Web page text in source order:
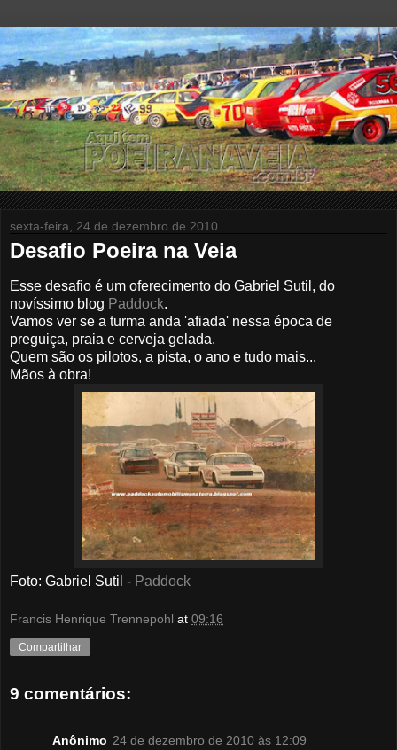
sexta-feira, 24 de dezembro de 2010
Desafio Poeira na Veia
Esse desafio é um oferecimento do Gabriel Sutil, do
novíssimo blog Paddock.
Vamos ver se a turma anda 'afiada' nessa época de
preguiça, praia e cerveja gelada.
Quem são os pilotos, a pista, o ano e tudo mais...
Mãos à obra!
Foto: Gabriel Sutil - Paddock
Francis Henrique Trennepohl at 09:16
Compartilhar
9 comentários:
Anônimo 24 de dezembro de 2010 às 12:09